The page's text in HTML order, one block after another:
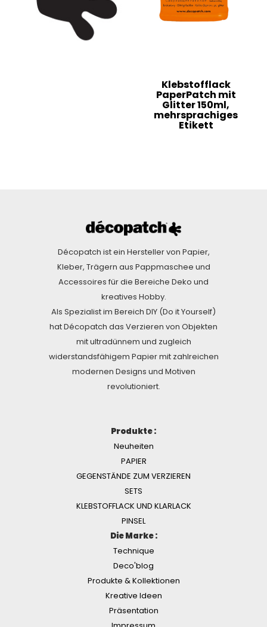
Klebstofflack
PaperPatch mit
Glitter 150ml,
mehrsprachiges
Etikett
Décopatch ist ein Hersteller von Papier,
Kleber, Trägern aus Pappmaschee und
Accessoires für die Bereiche Deko und
kreatives Hobby.
Als Spezialist im Bereich DIY (Do it Yourself)
hat Décopatch das Verzieren von Objekten
mit ultradünnem und zugleich
widerstandsfähigem Papier mit zahlreichen
modernen Designs und Motiven
revolutioniert.
Produkte :
Neuheiten
PAPIER
GEGENSTÄNDE ZUM VERZIEREN
SETS
KLEBSTOFFLACK UND KLARLACK
PINSEL
Die Marke :
Technique
Deco'blog
Produkte & Kollektionen
Kreative Ideen
Präsentation